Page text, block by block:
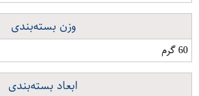
وزن بسته‌بندی
60 گرم
ابعاد بسته‌بندی